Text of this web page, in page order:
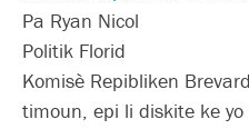
Pa Ryan Nicol
Politik Florid
Komisè Repibliken
timoun, epi li diskite ke